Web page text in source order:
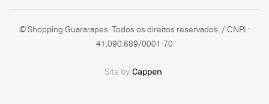
© Shopping Guararapes. Todos os direitos reservados. / CNPJ.:
41.090.689/0001-70